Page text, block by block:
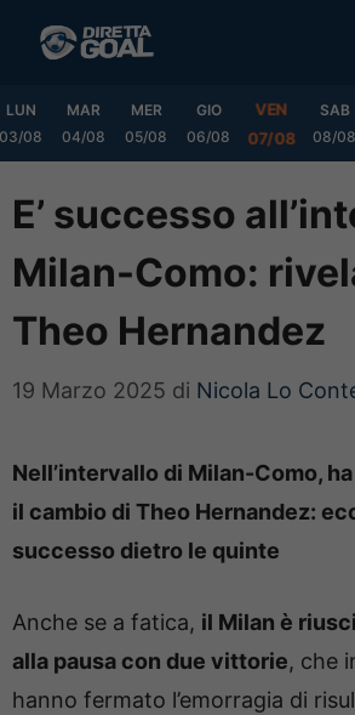
LUN
03/08
MAR
04/08
MER
05/08
GIO
06/08
VEN
07/08
SAB
08/08
E’ successo
Milan-Como:
Theo Hernandez
19 Marzo 2025 di Nicola Lo
Nell’intervallo di Milan-Como,
il cambio di Theo Hernandez:
successo dietro le quinte
Anche se a fatica, il Milan è
alla pausa con due vittorie, che
hanno fermato l’emorragia di